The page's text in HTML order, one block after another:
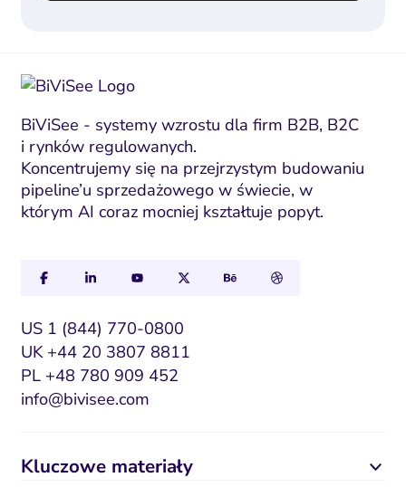
m
i
l
E
m
a
l
BiViSee - systemy wzrostu dla firm B2B, B2C
i rynków regulowanych.
Koncentrujemy się na przejrzystym budowaniu
pipeline’u sprzedażowego w świecie, w
którym AI coraz mocniej kształtuje popyt.
US 1 (844) 770-0800
UK +44 20 3807 8811
PL +48 780 909 452
info@bivisee.com
Kluczowe materiały